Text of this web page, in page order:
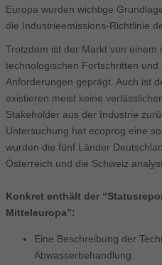
Europa wurden wichtige
die Industrieemissions-Richtlinie
Trotzdem ist der Markt von einem
technologischen Fortschritten
Anforderungen geprägt. Auch ist
existieren meist keine
Stakeholder aus der Industrie
Untersuchung hat ecoprog eine
wurden die fünf Länder
Österreich und die Schweiz
Konkret enthält der
Mitteleuropa”:
Eine Beschreibung der
Abwasserbehandlung.